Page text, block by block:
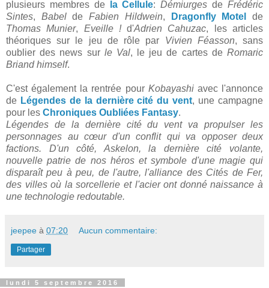
plusieurs membres de
la Cellule:DémiurgesdeFrédéric
Sintes, BabeldeFabien Hildwein, Dragonfly Motel
de
Thomas Munier, Eveille !d'Adrien Cahuzac, les articles
théoriques sur le jeu de rôle par Vivien Féasson, sans
oublier des news surle Val, le jeu de cartes deRomaric
Briand himself.
C'est également la rentrée pour Kobayashi avec l'annonce
de Légendes de la dernière cité du vent, une campagne
pour les Chroniques Oubliées Fantasy.
Légendes de la dernière cité du vent va propulser les
personnages au cœur d'un conflit qui va opposer deux
factions. D'un côté, Askelon, la dernière cité volante,
nouvelle patrie de nos héros et symbole d'une magie qui
disparaît peu à peu, de l'autre, l'alliance des Cités de Fer,
des villes où la sorcellerie et l'acier ont donné naissance à
une technologie redoutable.
jeepee à 07:20 Aucun commentaire:
Partager
lundi 5 septembre 2016